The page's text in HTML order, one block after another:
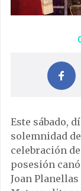
Este sábado,
solemnidad
celebración
posesión
Joan